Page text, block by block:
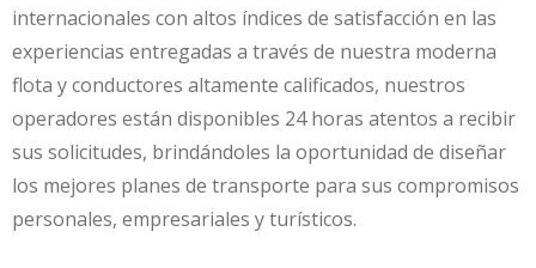
internacionales con altos índices de satisfacción en las
experiencias entregadas a través de nuestra moderna
flota y conductores altamente calificados, nuestros
operadores están disponibles 24 horas atentos a recibir
sus solicitudes, brindándoles la oportunidad de diseñar
los mejores planes de transporte para sus compromisos
personales, empresariales y turísticos.